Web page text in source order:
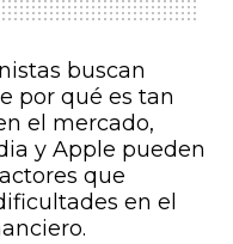
buscan
por qué es tan
el mercado,
y Apple pueden
que
en el